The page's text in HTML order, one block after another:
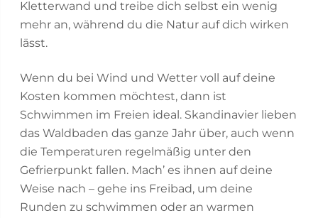
Kletterwand und treibe dich selbst ein wenig
mehr an, während du die Natur auf dich wirken
lässt.
Wenn du bei Wind und Wetter voll auf deine
Kosten kommen möchtest, dann ist
Schwimmen im Freien ideal. Skandinavier lieben
das Waldbaden das ganze Jahr über, auch wenn
die Temperaturen regelmäßig unter den
Gefrierpunkt fallen. Mach’ es ihnen auf deine
Weise nach – gehe ins Freibad, um deine
Runden zu schwimmen oder an warmen